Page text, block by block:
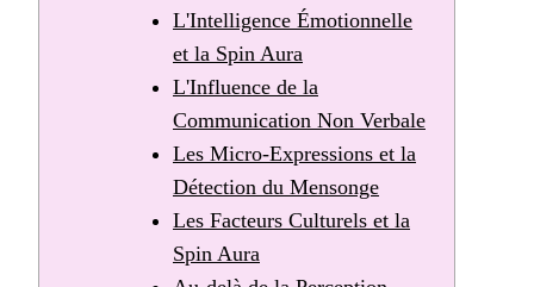
L'Intelligence Émotionnelle
et la Spin Aura
L'Influence de la
Communication Non Verbale
Les Micro-Expressions et la
Détection du Mensonge
Les Facteurs Culturels et la
Spin Aura